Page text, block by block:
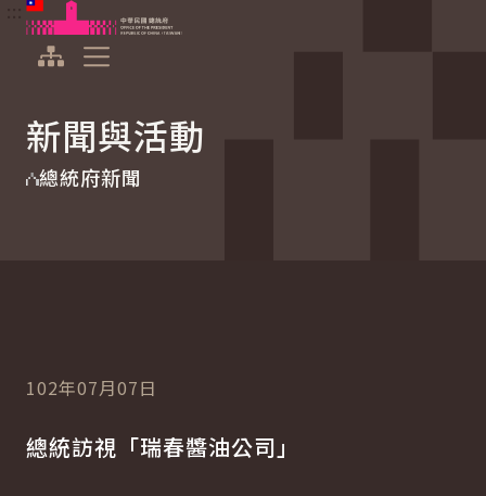
跳到主要內容
中華民國總統府
新聞與活動
總統府新聞
102年07月07日
總統訪視「瑞春醬油公司」